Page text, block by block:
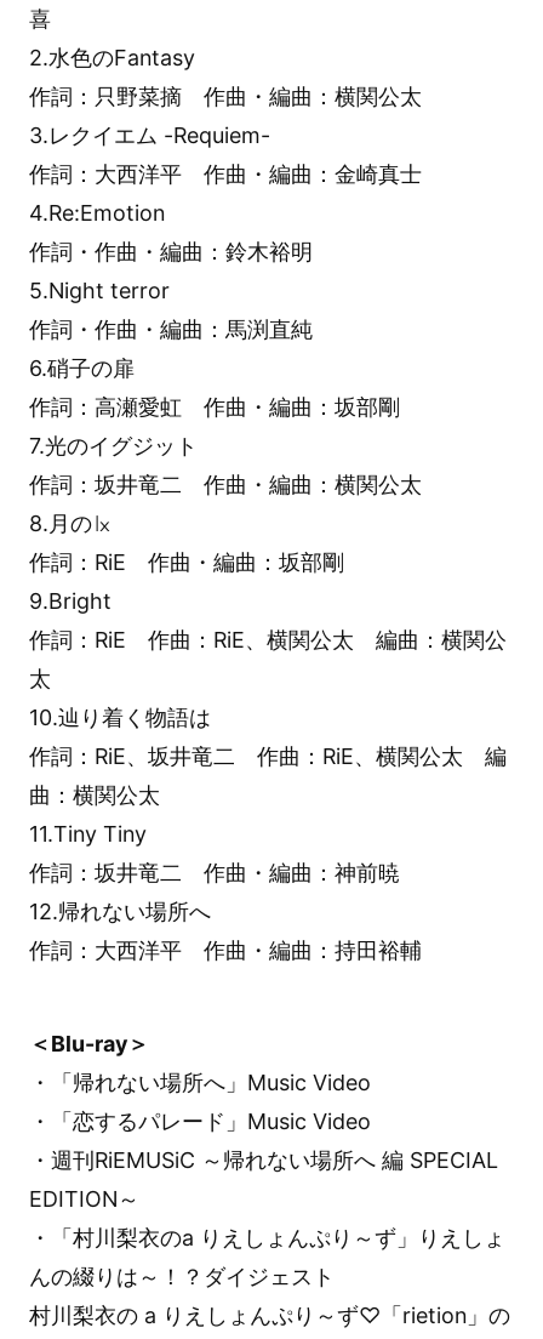
喜
2.水色のFantasy
作詞：只野菜摘 作曲・編曲：横関公太
3.レクイエム -Requiem-
作詞：大西洋平 作曲・編曲：金崎真士
4.Re:Emotion
作詞・作曲・編曲：鈴木裕明
5.Night terror
作詞・作曲・編曲：馬渕直純
6.硝子の扉
作詞：高瀬愛虹 作曲・編曲：坂部剛
7.光のイグジット
作詞：坂井竜二 作曲・編曲：横関公太
8.月の㏓
作詞：RiE 作曲・編曲：坂部剛
9.Bright
作詞：RiE 作曲：RiE、横関公太 編曲：横関公
太
10.辿り着く物語は
作詞：RiE、坂井竜二 作曲：RiE、横関公太 編
曲：横関公太
11.Tiny Tiny
作詞：坂井竜二 作曲・編曲：神前暁
12.帰れない場所へ
作詞：大西洋平 作曲・編曲：持田裕輔
＜Blu-ray＞
・「帰れない場所へ」Music Video
・「恋するパレード」Music Video
・週刊RiEMUSiC ～帰れない場所へ 編 SPECIAL
EDITION～
・「村川梨衣のa りえしょんぷり～ず」りえしょ
んの綴りは～！？ダイジェスト
村川梨衣の a りえしょんぷり～ず♡「rietion」の